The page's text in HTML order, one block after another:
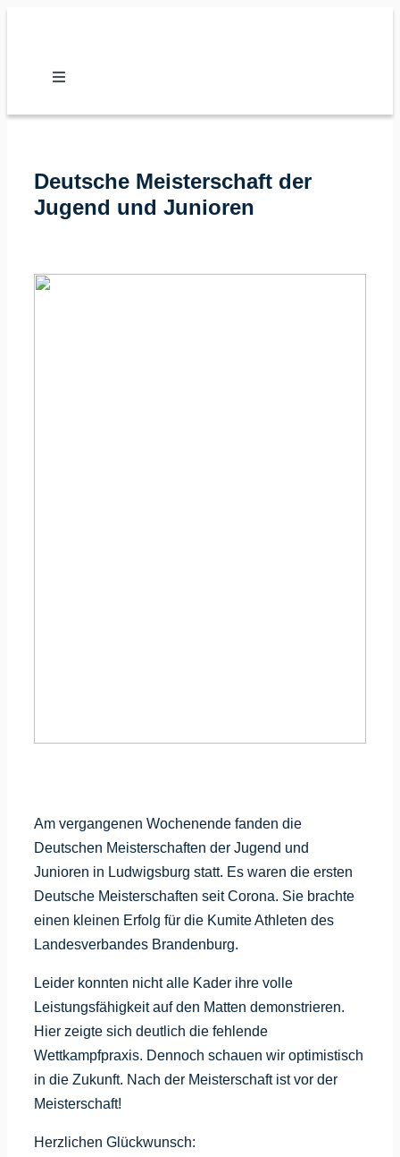
Toggle
Verband
Deutsche Meisterschaft der
Jugend und Junioren
Am vergangenen Wochenende fanden die
Deutschen Meisterschaften der Jugend und
Junioren in Ludwigsburg statt. Es waren die ersten
Deutsche Meisterschaften seit Corona. Sie brachte
einen kleinen Erfolg für die Kumite Athleten des
Landesverbandes Brandenburg.
Leider konnten nicht alle Kader ihre volle
Leistungsfähigkeit auf den Matten demonstrieren.
Hier zeigte sich deutlich die fehlende
Wettkampfpraxis. Dennoch schauen wir optimistisch
in die Zukunft. Nach der Meisterschaft ist vor der
Meisterschaft!
Herzlichen Glückwunsch: